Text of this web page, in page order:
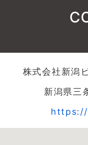
株式会社新潟
新潟県三